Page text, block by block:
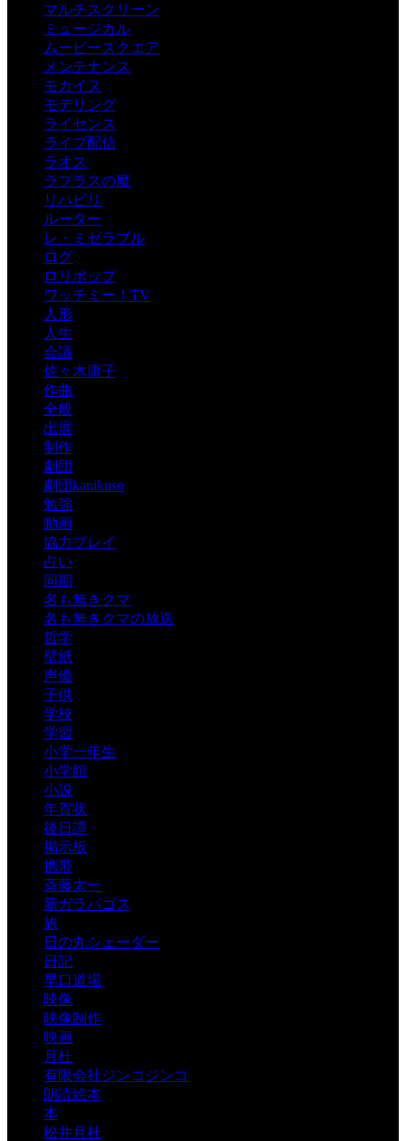
マルチスクリーン
ミュージカル
ムービースクエア
メンテナンス
モカイヌ
モデリング
ライセンス
ライブ配信
ラオス
ラプラスの魔
リハビリ
ルーター
レ・ミゼラブル
ログ
ロリポップ
ワッチミー！TV
人形
人生
会議
佐々木庸子
作曲
全般
出展
制作
劇団
劇団kanikuso
勉強
動画
協力プレイ
占い
同期
名も無きクマ
名も無きクマの放送
哲学
壁紙
声優
子供
学校
学習
小学一年生
小学館
小説
年賀状
後日譚
掲示板
携帯
斉藤太一
新ガラパゴス
旅
日の丸シェーダー
日記
早口道場
映像
映像制作
映画
月杜
有限会社ジンコジンコ
朗読絵本
本
松井月杜